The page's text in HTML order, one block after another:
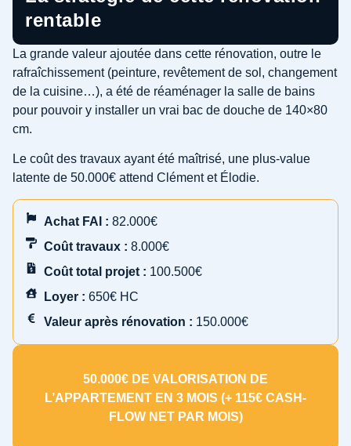
rentable
La grande valeur ajoutée dans cette rénovation, outre le
rafraîchissement (peinture, revêtement de sol, changement
de la cuisine…), a été de réaménager la salle de bains
pour pouvoir y installer un vrai bac de douche de 140×80
cm.
Le coût des travaux ayant été maîtrisé, une plus-value
latente de 50.000€ attend Clément et Élodie.
Achat FAI : 82.000€
Coût travaux : 8.000€
Coût total projet : 100.500€
Loyer : 650€ HC
Valeur après rénovation : 150.000€
50.000€ DE VALORISATION DE
L’APPARTEMENT EN 3 MOIS (+ 115€ CASH-
FLOW NET PAR MOIS)